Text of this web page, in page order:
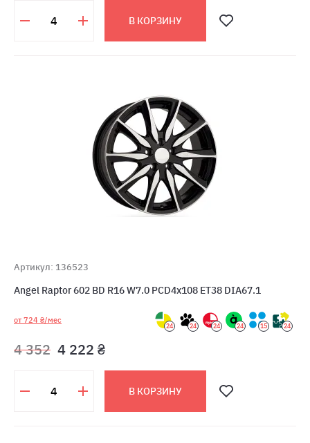
В КОРЗИНУ
Артикул: 136523
Angel Raptor 602 BD R16 W7.0 PCD4x108 ET38 DIA67.1
от 724 ₴/мес
24 24 24 24 15 24
4 352 4 222 ₴
В КОРЗИНУ